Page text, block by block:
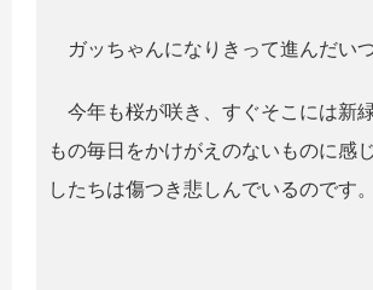
ガッちゃんになりきって進んだいつ
今年も桜が咲き、すぐそこには新
もの毎日をかけがえのないものに感
したちは傷つき悲しんでいるのです。